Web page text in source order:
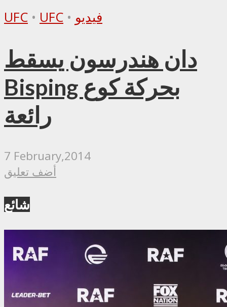
UFC • UFC • فيديو
دان هندرسون يسقط
Bisping بحركة كوع
رائعة
7 February,2014
أضف تعليق
شائع